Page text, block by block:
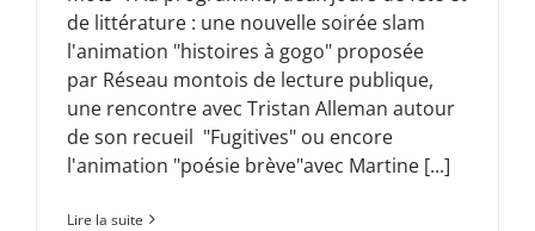
de littérature : une nouvelle soirée slam
l'animation "histoires à gogo" proposée
par Réseau montois de lecture publique,
une rencontre avec Tristan Alleman autour
de son recueil "Fugitives" ou encore
l'animation "poésie brève"avec Martine [...]
Lire la suite